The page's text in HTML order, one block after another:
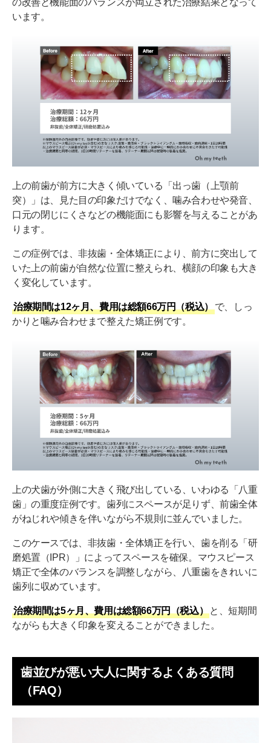
の改善と機能面のバランスが両立された治療結果となって
います。
上の前歯が前方に大きく傾いている「出っ歯（上顎前
突）」は、見た目の印象だけでなく、噛み合わせや発音、
口元の閉じにくさなどの機能面にも影響を与えることがあ
ります。
この症例では、非抜歯・全体矯正により、前方に突出して
いた上の前歯が自然な位置に整えられ、横顔の印象も大き
く変化しています。
治療期間は12ヶ月、費用は総額66万円（税込）
で、しっ
かりと噛み合わせまで整えた矯正例です。
上の犬歯が外側に大きく飛び出している、いわゆる「八重
歯」の重度症例です。歯列にスペースが足りず、前歯全体
がねじれや傾きを伴いながら不規則に並んでいました。
このケースでは、非抜歯・全体矯正を行い、歯を削る「研
磨処置（IPR）」によってスペースを確保。マウスピース
矯正で全体のバランスを調整しながら、八重歯をきれいに
歯列に収めています。
治療期間は5ヶ月、費用は総額66万円（税込）
と、短期間
ながらも大きく印象を変えることができました。
歯並びが悪い大人に関するよくある質問
（FAQ）